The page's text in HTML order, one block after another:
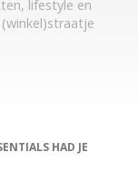
lifestyle en
HAD JE